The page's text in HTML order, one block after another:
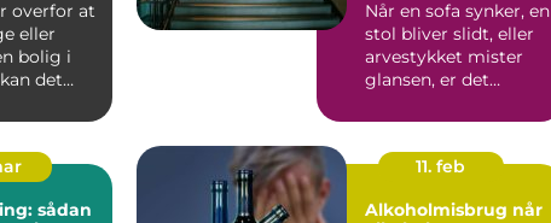
overfor at
eller
bolig i
det
Når en sofa synker, en
stol bliver slidt, eller
arvestykket mister
glansen, er det
sådan
11. feb
Alkoholmisbrug når